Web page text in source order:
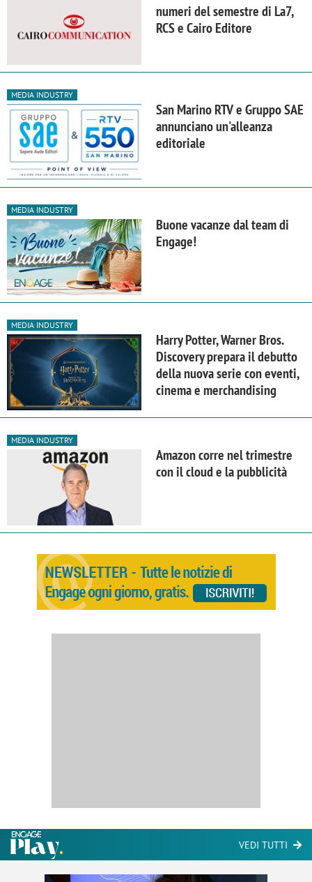
numeri del semestre di La7,
RCS e Cairo Editore
MEDIA INDUSTRY
San Marino RTV e Gruppo SAE
annunciano un'alleanza
editoriale
MEDIA INDUSTRY
Buone vacanze dal team di
Engage!
MEDIA INDUSTRY
Harry Potter, Warner Bros.
Discovery prepara il debutto
della nuova serie con eventi,
cinema e merchandising
MEDIA INDUSTRY
Amazon corre nel trimestre
con il cloud e la pubblicità
VEDI TUTTI